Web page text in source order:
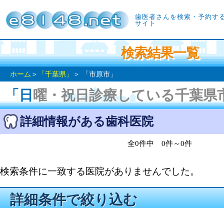
歯医者さんを検索・予約す
サイト
検索結果一覧
ホーム ＞ 「千葉県」 ＞ 「市原市」
「日曜・祝日診療している千葉
詳細情報がある歯科医院
全0件中 0件～0件
検索条件に一致する医院がありませんでした。
詳細条件で絞り込む